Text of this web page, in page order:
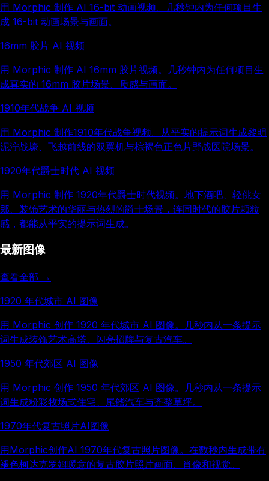
用 Morphic 制作 AI 16-bit 动画视频。几秒钟内为任何项目生
成 16-bit 动画场景与画面。
16mm 胶片 AI 视频
用 Morphic 制作 AI 16mm 胶片视频。几秒钟内为任何项目生
成真实的 16mm 胶片场景、质感与画面。
1910年代战争 AI 视频
用 Morphic 制作1910年代战争视频。从平实的提示词生成黎明
泥泞战壕、飞越前线的双翼机与棕褐色正色片野战医院场景。
1920年代爵士时代 AI 视频
用 Morphic 制作 1920年代爵士时代视频。地下酒吧、轻佻女
郎、装饰艺术的华丽与热烈的爵士场景，连同时代的胶片颗粒
感，都能从平实的提示词生成。
最新图像
查看全部 →
1920 年代城市 AI 图像
用 Morphic 创作 1920 年代城市 AI 图像。几秒内从一条提示
词生成装饰艺术高塔、闪亮招牌与复古汽车。
1950 年代郊区 AI 图像
用 Morphic 创作 1950 年代郊区 AI 图像。几秒内从一条提示
词生成粉彩牧场式住宅、尾鳍汽车与齐整草坪。
1970年代复古照片AI图像
用Morphic创作AI 1970年代复古照片图像。在数秒内生成带有
褪色柯达克罗姆暖意的复古胶片照片画面、肖像和视觉。